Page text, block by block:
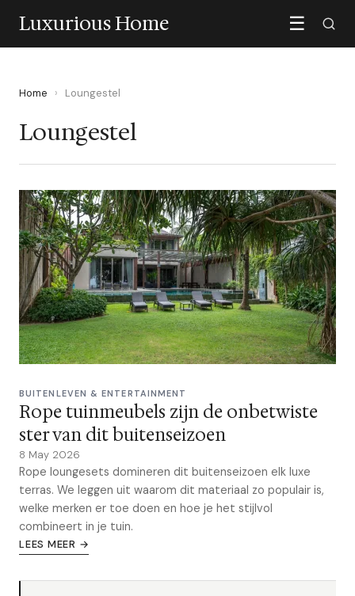
Luxurious Home ☰
Home › Loungestel
Loungestel
BUITENLEVEN & ENTERTAINMENT
Rope tuinmeubels zijn de onbetwiste
ster van dit buitenseizoen
8 May 2026
Rope loungesets domineren dit buitenseizoen elk luxe
terras. We leggen uit waarom dit materiaal zo populair is,
welke merken er toe doen en hoe je het stijlvol
combineert in je tuin.
LEES MEER →